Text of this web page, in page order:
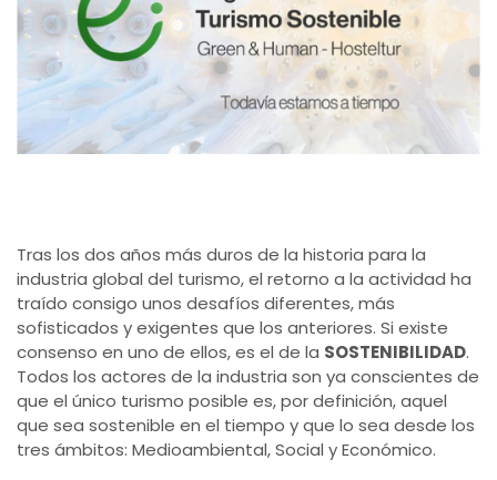
Tras los dos años más duros de la historia para la
industria global del turismo, el retorno a la actividad ha
traído consigo unos desafíos diferentes, más
sofisticados y exigentes que los anteriores. Si existe
consenso en uno de ellos, es el de la SOSTENIBILIDAD.
Todos los actores de la industria son ya conscientes de
que el único turismo posible es, por definición, aquel
que sea sostenible en el tiempo y que lo sea desde los
tres ámbitos: Medioambiental, Social y Económico.